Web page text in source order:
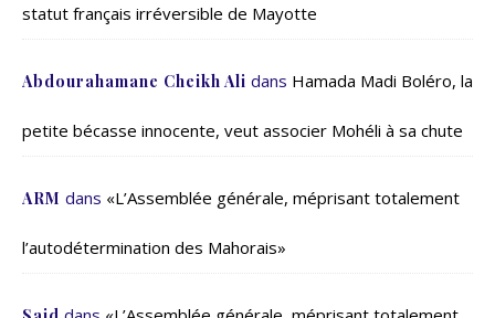
statut français irréversible de Mayotte
Abdourahamane Cheikh Ali dans Hamada Madi Boléro, la
petite bécasse innocente, veut associer Mohéli à sa chute
ARM dans «L’Assemblée générale, méprisant totalement
l’autodétermination des Mahorais»